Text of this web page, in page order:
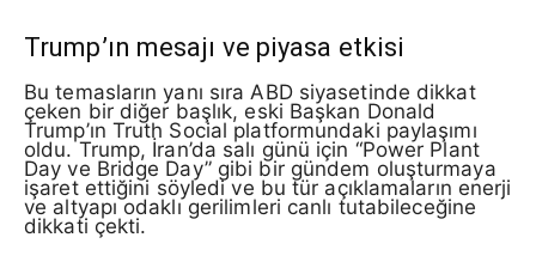
Trump’ın mesajı ve piyasa etkisi
Bu temasların yanı sıra ABD siyasetinde dikkat
çeken bir diğer başlık, eski Başkan Donald
Trump’ın Truth Social platformundaki paylaşımı
oldu. Trump, İran’da salı günü için “Power Plant
Day ve Bridge Day” gibi bir gündem oluşturmaya
işaret ettiğini söyledi ve bu tür açıklamaların enerji
ve altyapı odaklı gerilimleri canlı tutabileceğine
dikkati çekti.